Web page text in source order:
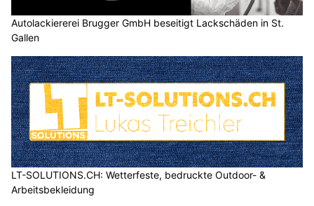
Autolackiererei Brugger GmbH beseitigt Lackschäden in St.
Gallen
LT-SOLUTIONS.CH: Wetterfeste, bedruckte Outdoor- &
Arbeitsbekleidung